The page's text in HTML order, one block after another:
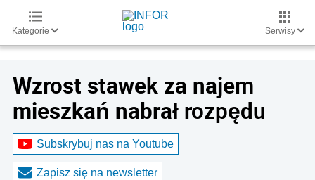
Kategorie Serwisy
Wzrost stawek za najem
mieszkań nabrał rozpędu
Subskrybuj nas na Youtube
Zapisz się na newsletter